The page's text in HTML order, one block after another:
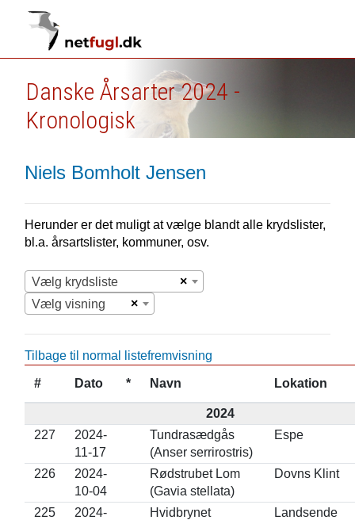
Danske Årsarter 2024 -
Kronologisk
Niels Bomholt Jensen
Herunder er det muligt at vælge blandt alle krydslister,
bl.a. årsartslister, kommuner, osv.
×
Vælg krydsliste
×
Vælg visning
Tilbage til normal listefremvisning
# Dato * Navn Lokation
2024
227
2024-
11-17
Tundrasædgås
(Anser serrirostris)
Espe
226
2024-
10-04
Rødstrubet Lom
(Gavia stellata)
Dovns Klint
225
2024-
Hvidbrynet
Landsende